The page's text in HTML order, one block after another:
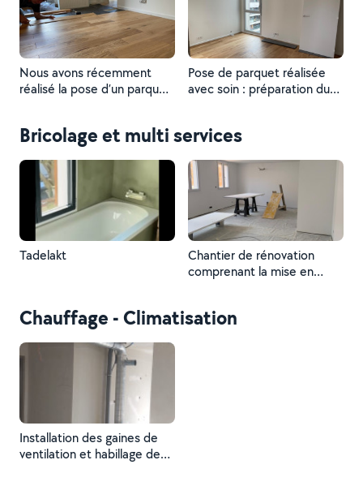
Nous avons récemment
réalisé la pose d’un parquet,
l’espace..
Pose de parquet réalisée
avec soin : préparation du
pour un alignement parfait.
garantissant un rendu
esthétique, chaleureux et
durable.
Bricolage et multi services
Tadelakt
Chantier de rénovation
comprenant la mise en
revêtements de sol ainsi
Chauffage - Climatisation
Installation des gaines de
ventilation et habillage des